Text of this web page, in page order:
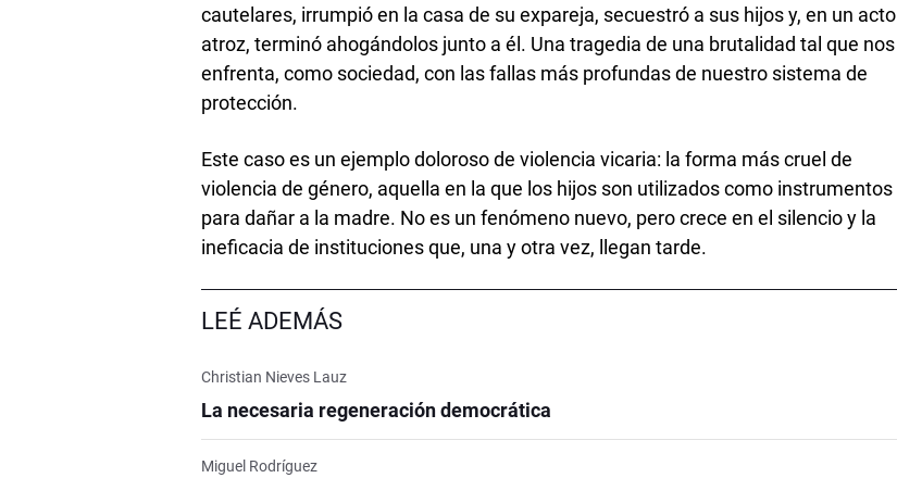
cautelares, irrumpió en la casa de su expareja, secuestró a sus hijos y, en un acto
atroz, terminó ahogándolos junto a él. Una tragedia de una brutalidad tal que nos
enfrenta, como sociedad, con las fallas más profundas de nuestro sistema de
protección.
Este caso es un ejemplo doloroso de violencia vicaria: la forma más cruel de
violencia de género, aquella en la que los hijos son utilizados como instrumentos
para dañar a la madre. No es un fenómeno nuevo, pero crece en el silencio y la
ineficacia de instituciones que, una y otra vez, llegan tarde.
LEÉ ADEMÁS
Christian Nieves Lauz
La necesaria regeneración democrática
Miguel Rodríguez